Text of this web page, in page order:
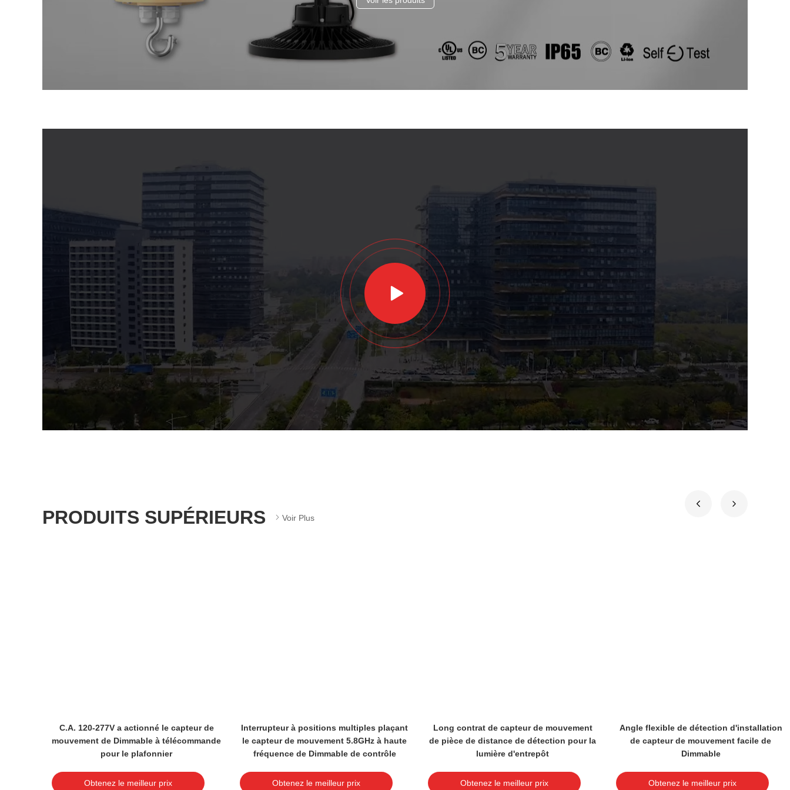
PRODUITS SUPÉRIEURS Voir Plus
C.A. 120-277V a actionné le capteur de
mouvement de Dimmable à télécommande
pour le plafonnier
Obtenez le meilleur prix
Interrupteur à positions multiples plaçant
le capteur de mouvement 5.8GHz à haute
fréquence de Dimmable de contrôle
Obtenez le meilleur prix
Long contrat de capteur de mouvement
de pièce de distance de détection pour la
lumière d'entrepôt
Obtenez le meilleur prix
Angle flexible de détection d'installation
de capteur de mouvement facile de
Dimmable
Obtenez le meilleur prix